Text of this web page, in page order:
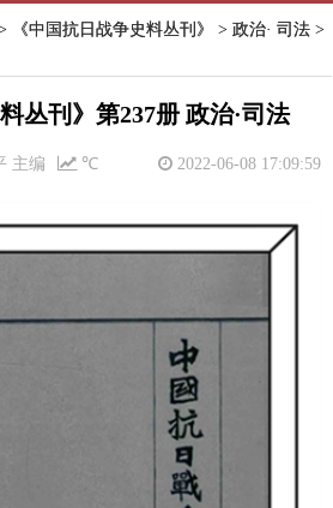
《中国抗日战争史料丛刊》 > 政治· 司法>
丛刊》第237册 政治·司法
主编 2022-06-08 17:09:59
℃